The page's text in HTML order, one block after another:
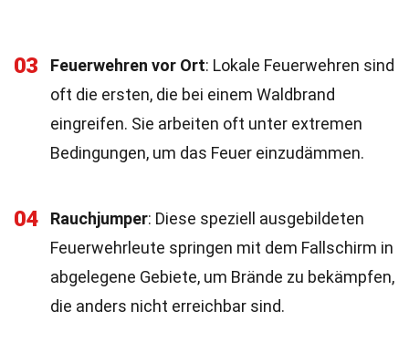
03 Feuerwehren vor Ort: Lokale Feuerwehren sind
oft die ersten, die bei einem Waldbrand
eingreifen. Sie arbeiten oft unter extremen
Bedingungen, um das Feuer einzudämmen.
04 Rauchjumper: Diese speziell ausgebildeten
Feuerwehrleute springen mit dem Fallschirm in
abgelegene Gebiete, um Brände zu bekämpfen,
die anders nicht erreichbar sind.